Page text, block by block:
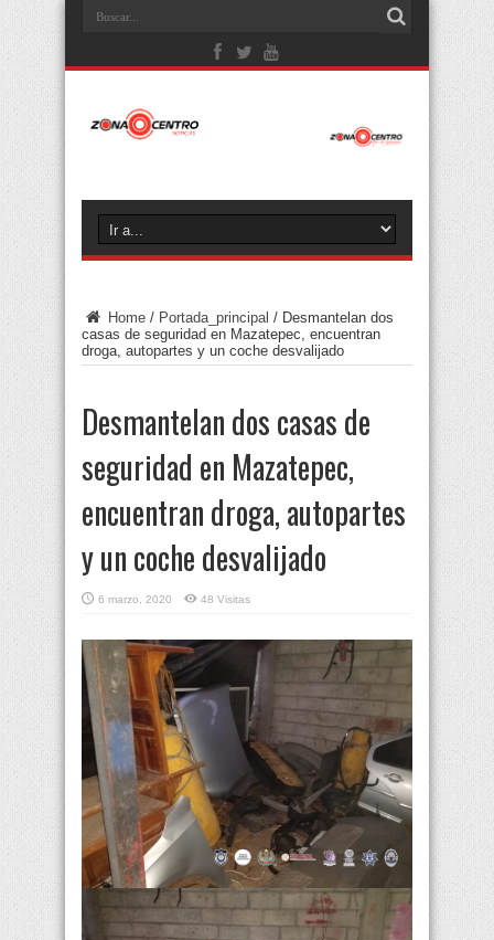
Home / Portada_principal / Desmantelan dos
casas de seguridad en Mazatepec, encuentran
droga, autopartes y un coche desvalijado
Desmantelan dos casas de
seguridad en Mazatepec,
encuentran droga, autopartes
y un coche desvalijado
6 marzo, 2020 48 Visitas